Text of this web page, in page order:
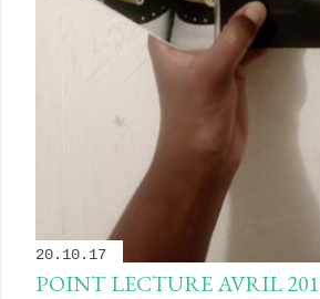
20.10.17
POINT LECTURE AVRIL